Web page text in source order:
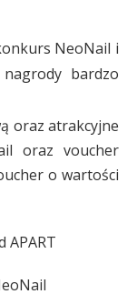
NeoNail i
bardzo
oraz atrakcyjne
oraz voucher
o wartości
APART